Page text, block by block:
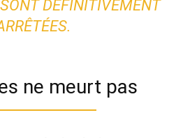
DÉFINITIVEMENT
ne meurt pas